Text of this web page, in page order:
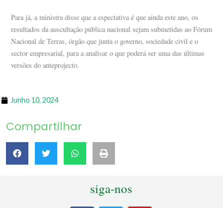
Para já, a ministra disse que a espectativa é que ainda este ano, os
resultados da auscultação pública nacional sejam submetidas ao Fórum
Nacional de Terras, órgão que junta o governo, sociedade civil e o
sector empresarial, para a analisar o que poderá ser uma das últimas
versões do anteprojecto.
Junho 10, 2024
Compartilhar
siga-nos